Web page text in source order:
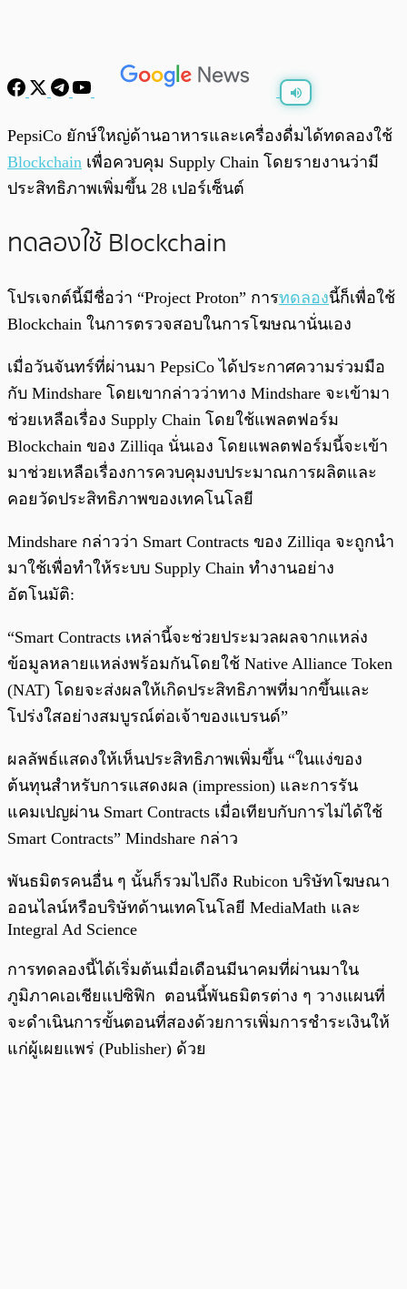
พร้อมเล่น 0:00
PepsiCo ยักษ์ใหญ่ด้านอาหารและเครื่องดื่มได้ทดลองใช้
Blockchain เพื่อควบคุม Supply Chain โดยรายงานว่ามี
ประสิทธิภาพเพิ่มขึ้น 28 เปอร์เซ็นต์
ทดลองใช้ Blockchain
โปรเจกต์นี้มีชื่อว่า “Project Proton” การทดลองนี้ก็เพื่อใช้
Blockchain ในการตรวจสอบในการโฆษณานั่นเอง
เมื่อวันจันทร์ที่ผ่านมา PepsiCo ได้ประกาศความร่วมมือ
กับ Mindshare โดยเขากล่าวว่าทาง Mindshare จะเข้ามา
ช่วยเหลือเรื่อง Supply Chain โดยใช้แพลตฟอร์ม
Blockchain ของ Zilliqa นั่นเอง โดยแพลตฟอร์มนี้จะเข้า
มาช่วยเหลือเรื่องการควบคุมงบประมาณการผลิตและ
คอยวัดประสิทธิภาพของเทคโนโลยี
Mindshare กล่าวว่า Smart Contracts ของ Zilliqa จะถูกนำ
มาใช้เพื่อทำให้ระบบ Supply Chain ทำงานอย่าง
อัตโนมัติ:
“Smart Contracts เหล่านี้จะช่วยประมวลผลจากแหล่ง
ข้อมูลหลายแหล่งพร้อมกันโดยใช้ Native Alliance Token
(NAT) โดยจะส่งผลให้เกิดประสิทธิภาพที่มากขึ้นและ
โปร่งใสอย่างสมบูรณ์ต่อเจ้าของแบรนด์”
ผลลัพธ์แสดงให้เห็นประสิทธิภาพเพิ่มขึ้น “ในแง่ของ
ต้นทุนสำหรับการแสดงผล (impression) และการรัน
แคมเปญผ่าน Smart Contracts เมื่อเทียบกับการไม่ได้ใช้
Smart Contracts” Mindshare กล่าว
พันธมิตรคนอื่น ๆ นั้นก็รวมไปถึง Rubicon บริษัทโฆษณา
ออนไลน์หรือบริษัทด้านเทคโนโลยี MediaMath และ
Integral Ad Science
การทดลองนี้ได้เริ่มต้นเมื่อเดือนมีนาคมที่ผ่านมาใน
ภูมิภาคเอเชียแปซิฟิก ตอนนี้พันธมิตรต่าง ๆ วางแผนที่
จะดำเนินการขั้นตอนที่สองด้วยการเพิ่มการชำระเงินให้
แก่ผู้เผยแพร่ (Publisher) ด้วย